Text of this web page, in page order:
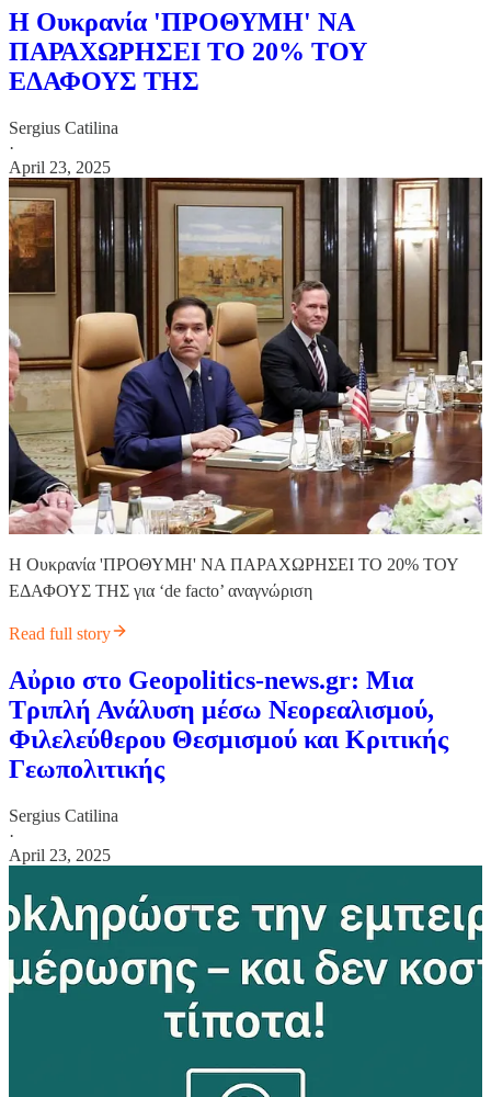
Η Ουκρανία 'ΠΡΟΘΥΜΗ' ΝΑ
ΠΑΡΑΧΩΡΗΣΕΙ ΤΟ 20% ΤΟΥ
ΕΔΑΦΟΥΣ ΤΗΣ
Sergius Catilina
·
April 23, 2025
Η Ουκρανία 'ΠΡΟΘΥΜΗ' ΝΑ ΠΑΡΑΧΩΡΗΣΕΙ ΤΟ 20% ΤΟΥ
ΕΔΑΦΟΥΣ ΤΗΣ για ‘de facto’ αναγνώριση
Read full story
Αὐριο στο Geopolitics-news.gr: Μια
Τριπλή Ανάλυση μέσω Νεορεαλισμού,
Φιλελεύθερου Θεσμισμού και Κριτικής
Γεωπολιτικής
Sergius Catilina
·
April 23, 2025